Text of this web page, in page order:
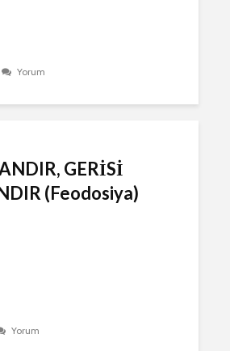
Yorum
GERİSİ
(Feodosiya)
Yorum